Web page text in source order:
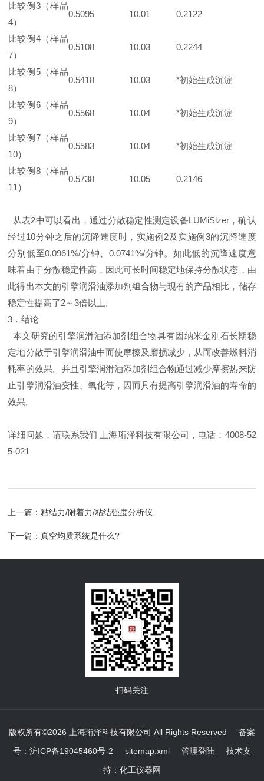
比较例3（样品
4）
0.5095 10.01 0.2122
比较例4（样品
7）
0.5108 10.03 0.2244
比较例5（样品
8）
0.5418 10.03 *初始生成沉淀
比较例6（样品
9）
0.5568 10.04 *初始生成沉淀
比较例7（样品
10）
0.5583 10.04 *初始生成沉淀
比较例8（样品
11）
0.5738 10.05 0.2146
从表2中可以看出，通过分散稳定性测定设备LUMiSizer，确认
经过10分钟之后的沉降速度时，实施例2及实施例3的沉降速度
分别低至0.0961%/分钟、0.0741%/分钟。如此低的沉降速度意
味着由于分散稳定性高，因此可长时间稳定地保持分散状态，由
此得出本文的引擎润滑油添加剂组合物与现有的产品相比，储存
稳定性提高了2～3倍以上。
3．结论
本文研究的引擎润滑油添加剂组合物具有因纳米金刚石长期稳
定地分散于引擎润滑油中而使摩擦及磨损减少，从而改善燃料消
耗率的效果。并且引擎润滑油添加剂组合物通过减少摩擦热来防
止引擎润滑油变性、氧化等，因而具有提高引擎润滑油的寿命的
效果。
详细问题，请联系我们 上海珩泽科技有限公司，电话：4008-52
5-021
上一篇：粘结力/附着力/粘结强度分析仪
下一篇：真空均质系统是什么?
扫码关注
版权所有©2026 上海珩泽科技有限公司 All Rights Reserved 备案
号：沪ICP备19045460号-2
sitemap.xml 管理登陆技术支
持： 化工仪器网